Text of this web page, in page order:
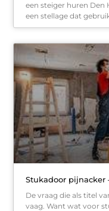
een steiger huren Den
een stellage dat
Stukadoor pijnacker
De vraag die als titel
vaag. Want wat voor